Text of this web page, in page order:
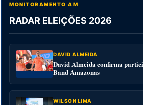
MONITORAMENTO AM
RADAR ELEIÇÕES 2026
DAVID ALMEIDA
David Almeida confirma
Band Amazonas
WILSON LIMA